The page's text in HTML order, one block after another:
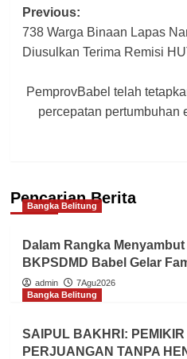
Post
navigation
Previous:
738 Warga Binaan Lapas
Diusulkan Terima Remisi
PemprovBabel telah
percepatan pertumbuhan
Pencarian Berita
Bangka Belitung
Dalam Rangka
BKPSDMD Babel Gelar
admin
7Agu2026
Bangka Belitung
SAIPUL BAKHRI:
PERJUANGAN TANPA